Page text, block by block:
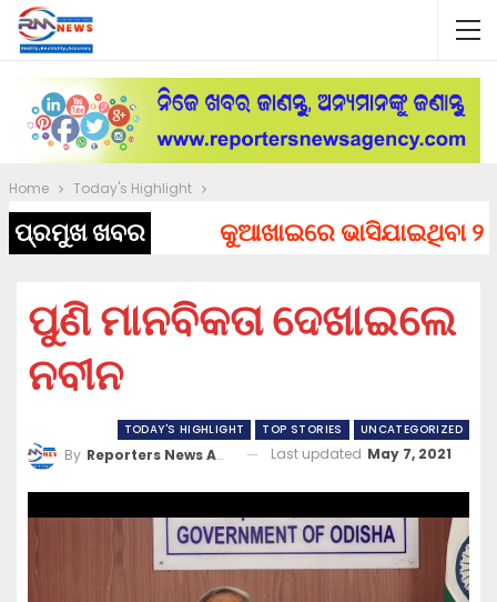
Home Today's Highlight
ପ୍ରମୁଖ ଖବର କୁଆଖାଇରେ ଭାସିଯାଇଥିବା ୨
ପୁଣି ମାନବିକତା ଦେଖାଇଲେ
ନବୀନ
TODAY'S HIGHLIGHT TOP STORIES UNCATEGORIZED
By Reporters News Agency Last updated May 7, 2021